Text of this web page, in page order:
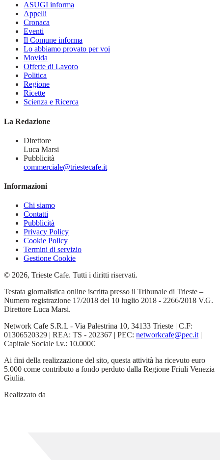
ASUGI informa
Appelli
Cronaca
Eventi
Il Comune informa
Lo abbiamo provato per voi
Movida
Offerte di Lavoro
Politica
Regione
Ricette
Scienza e Ricerca
La Redazione
Direttore
Luca Marsi
Pubblicità
commerciale@triestecafe.it
Informazioni
Chi siamo
Contatti
Pubblicità
Privacy Policy
Cookie Policy
Termini di servizio
Gestione Cookie
© 2026, Trieste Cafe. Tutti i diritti riservati.
Testata giornalistica online iscritta presso il Tribunale di Trieste –
Numero registrazione 17/2018 del 10 luglio 2018 - 2266/2018 V.G.
Direttore Luca Marsi.
Network Cafe S.R.L - Via Palestrina 10, 34133 Trieste | C.F:
01306520329 | REA: TS - 202367 | PEC: networkcafe@pec.it|
Capitale Sociale i.v.: 10.000€
Ai fini della realizzazione del sito, questa attività ha ricevuto euro
5.000 come contributo a fondo perduto dalla Regione Friuli Venezia
Giulia.
Realizzato da